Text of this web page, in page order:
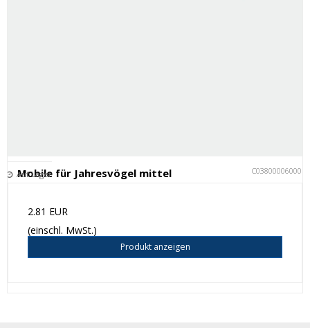
Mobile für Jahresvögel mittel C038000060001
Auf Lager
2.81 EUR
(einschl. MwSt.)
Produkt anzeigen